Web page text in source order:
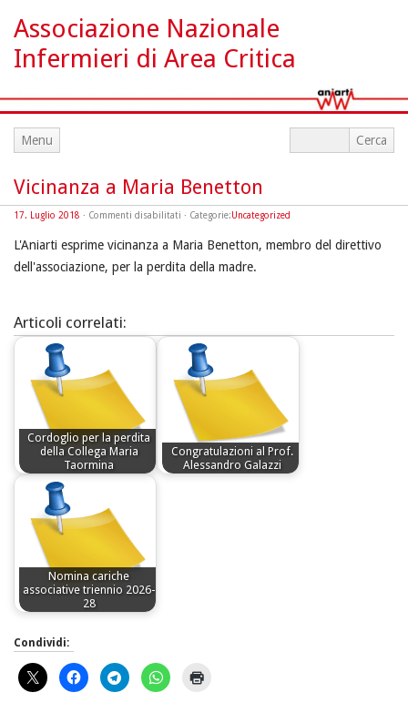
Associazione Nazionale
Infermieri di Area Critica
Menu
Vicinanza a Maria Benetton
17. Luglio 2018 · Commenti disabilitati su
Vicinanza
Maria
· Categorie:Uncategorized
L'Aniarti esprime vicinanza a Maria Benetton, membro del direttivo
dell'associazione, per la perdita della madre.
Articoli correlati:
Cordoglio per la perdita
della Collega Maria
Taormina
Congratulazioni al Prof.
Alessandro Galazzi
Nomina cariche
associative triennio 2026-
28
Condividi: